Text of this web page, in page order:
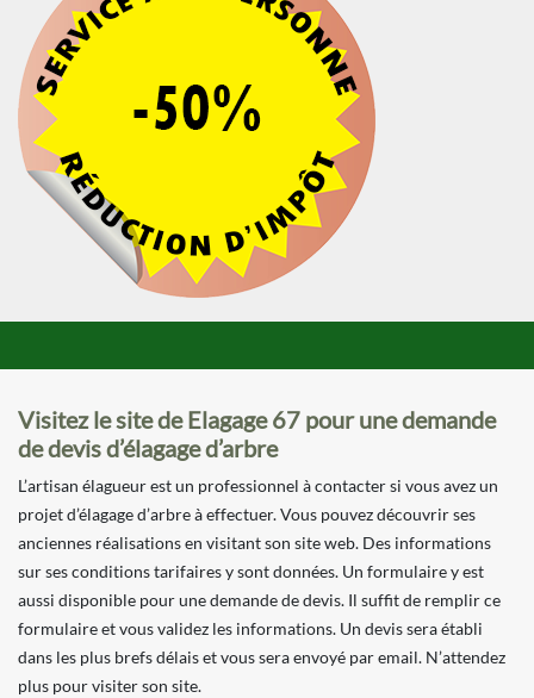
Visitez le site de Elagage 67 pour une demande
de devis d’élagage d’arbre
L’artisan élagueur est un professionnel à contacter si vous avez un
projet d’élagage d’arbre à effectuer. Vous pouvez découvrir ses
anciennes réalisations en visitant son site web. Des informations
sur ses conditions tarifaires y sont données. Un formulaire y est
aussi disponible pour une demande de devis. Il suffit de remplir ce
formulaire et vous validez les informations. Un devis sera établi
dans les plus brefs délais et vous sera envoyé par email. N’attendez
plus pour visiter son site.